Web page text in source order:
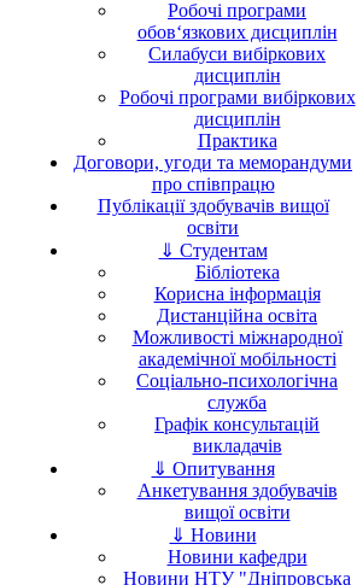
Робочі програми
обов‘язкових дисциплін
Силабуси вибіркових
дисциплін
Робочі програми вибіркових
дисциплін
Практика
Договори, угоди та меморандуми
про співпрацю
Публікації здобувачів вищої
освіти
⇓ Студентам
Бібліотека
Корисна інформація
Дистанційна освіта
Можливості міжнародної
академічної мобільності
Соціально-психологічна
служба
Графік консультацій
викладачів
⇓ Опитування
Анкетування здобувачів
вищої освіти
⇓ Новини
Новини кафедри
Новини НТУ "Дніпровська